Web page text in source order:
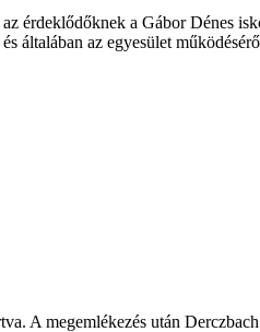
az érdeklődőknek a Gábor Dénes
általában az egyesület
A megemlékezés után